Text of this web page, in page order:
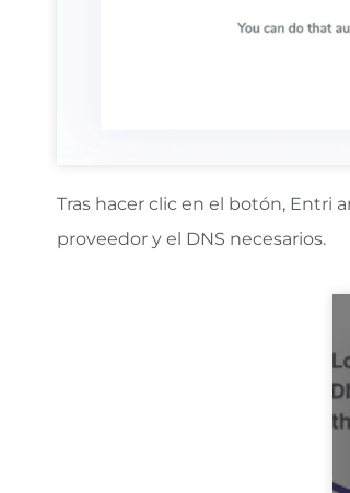
Tras hacer clic en el botón, Entri
proveedor y el DNS necesarios.